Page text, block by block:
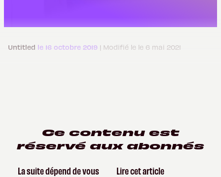
Untitled le 16 octobre 2019 | Modifié le le 6 mai 2021
Ce contenu est
réservé aux abonnés
La suite dépend de vous
Lire cet article